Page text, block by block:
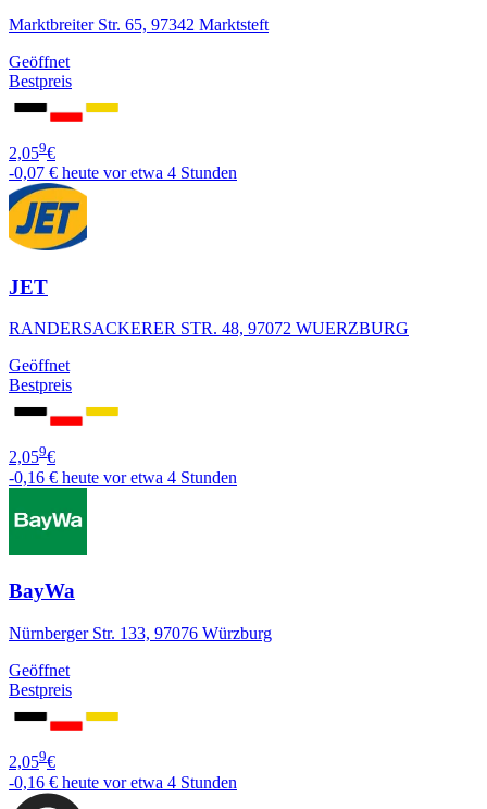
Marktbreiter Str. 65, 97342 Marktsteft
Geöffnet
Bestpreis
2,059€
-0,07 € heute vor etwa 4 Stunden
JET
RANDERSACKERER STR. 48, 97072 WUERZBURG
Geöffnet
Bestpreis
2,059€
-0,16 € heute vor etwa 4 Stunden
BayWa
Nürnberger Str. 133, 97076 Würzburg
Geöffnet
Bestpreis
2,059€
-0,16 € heute vor etwa 4 Stunden